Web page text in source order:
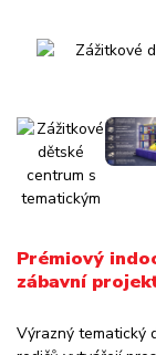
Prémiový
zábavní
Výrazný tematický